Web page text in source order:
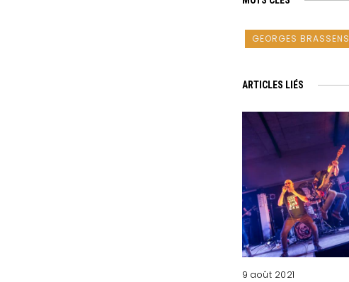
GEORGES BRASSENS
ARTICLES LIÉS
9 août 2021